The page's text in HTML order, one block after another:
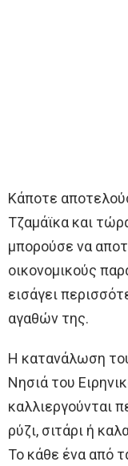
Κάποτε
Τζαμάϊκα και
μπορούσε να
οικονομικούς
εισάγει
αγαθών της.
Η κατανάλωση
Νησιά του
καλλιεργούνται
ρύζι, σιτάρι ή
Το κάθε ένα από